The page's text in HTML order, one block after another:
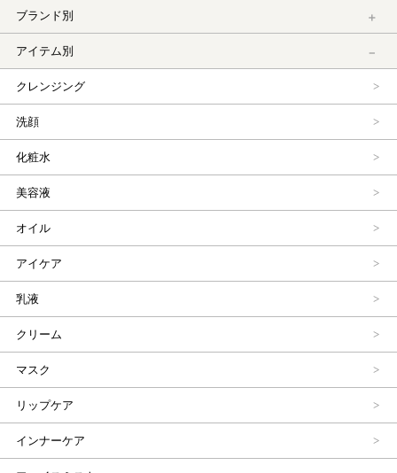
ブランド別
アイテム別
クレンジング
洗顔
化粧水
美容液
オイル
アイケア
乳液
クリーム
マスク
リップケア
インナーケア